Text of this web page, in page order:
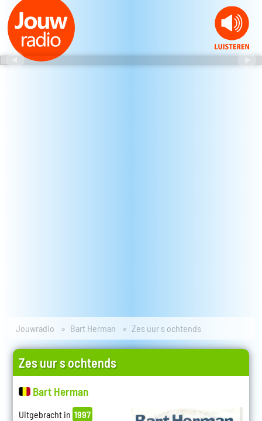
Jouwradio Bart Herman Zes uur s ochtends
Zes uur s ochtends
Bart Herman
Uitgebracht in 1997